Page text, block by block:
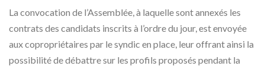
La convocation de l’Assemblée, à laquelle sont annexés les
contrats des candidats inscrits à l’ordre du jour, est envoyée
aux copropriétaires par le syndic en place, leur offrant ainsi la
possibilité de débattre sur les profils proposés pendant la